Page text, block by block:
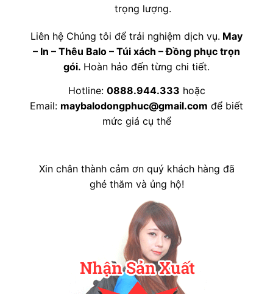
trọng lượng.
Liên hệ Chúng tôi để trải nghiệm dịch vụ. May
– In – Thêu Balo – Túi xách – Đồng phục trọn
gói. Hoàn hảo đến từng chi tiết.
Hotline: 0888.944.333 hoặc
Email: maybalodongphuc@gmail.com để biết
mức giá cụ thể
Xin chân thành cảm ơn quý khách hàng đã
ghé thăm và ủng hộ!